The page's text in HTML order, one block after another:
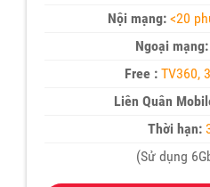
Nội mạng: <20
Ngoại mạng:
Free : TV360,
Liên Quân
Thời hạn:
(Sử dụng